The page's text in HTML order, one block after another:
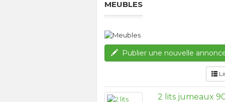
MEUBLES
Publier une nouvelle
2 lits jumeaux